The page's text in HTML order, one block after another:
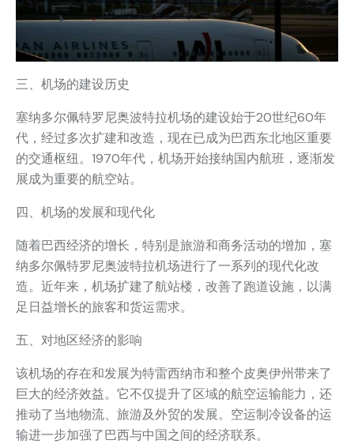
三、机场的建设历史
塞纳多尔佩特罗尼奥波特拉机场的建设始于20世纪60年
代，经过多次扩建和改造，现在已成为巴西东北地区重要
的交通枢纽。1970年代，机场开始接纳国内航班，逐渐发
展成为重要的航空站。
四、机场的发展和现代化
随着巴西经济的增长，特别是旅游和商务活动的增加，塞
纳多尔佩特罗尼奥波特拉机场进行了一系列的现代化改
造。近年来，机场扩建了航站楼，改善了跑道设施，以满
足日益增长的旅客和货运需求。
五、对地区经济的影响
该机场的存在和发展为特雷西纳市和整个皮奥伊州带来了
巨大的经济效益。它不仅提升了区域的航空运输能力，还
推动了当地物流、旅游及外贸的发展。空运制冷设备的运
输进一步加强了巴西与中国之间的经济联系。